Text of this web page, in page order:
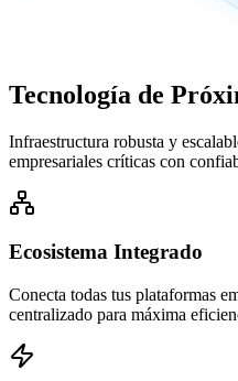
Tecnología de
Infraestructura robusta y
empresariales críticas con
Ecosistema Integrado
Conecta todas tus plataformas
centralizado para máxima